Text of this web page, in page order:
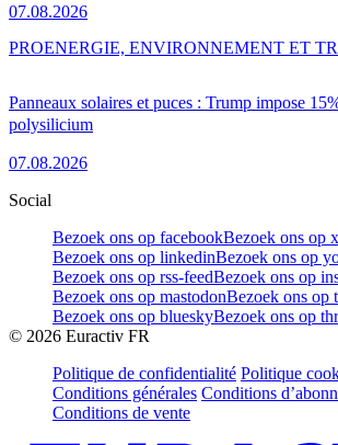
07.08.2026
Panneaux solaires et puces : Trump impose
polysilicium
07.08.2026
PROENERGIE, ENVIRONNEMENT ET
Social
Bezoek ons op facebookBezoek ons op x
Bezoek ons op linkedinBezoek ons op
Bezoek ons op rss-feedBezoek ons op
Bezoek ons op mastodonBezoek ons op
Bezoek ons op blueskyBezoek ons op
© 2026 Euractiv FR
Politique de confidentialité Politique
Conditions générales Conditions
Conditions de vente